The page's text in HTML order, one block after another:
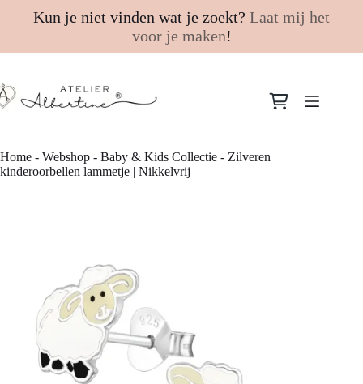
Kun je niet vinden wat je zoekt? Laat mij het
voor je maken!
naar
de
Winkelwagen
Home - Webshop - Baby & Kids Collectie - Zilveren
kinderoorbellen lammetje | Nikkelvrij